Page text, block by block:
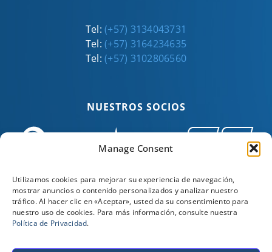
Manage Consent
Utilizamos cookies para mejorar su experiencia de navegación,
mostrar anuncios o contenido personalizados y analizar nuestro
tráfico. Al hacer clic en «Aceptar», usted da su consentimiento para
nuestro uso de cookies. Para más información, consulte nuestra
Política de Privacidad.
Tel:(+57) 3134043731
Tel:(+57) 3164234635
Tel:(+57) 3102806560
NUESTROS SOCIOS